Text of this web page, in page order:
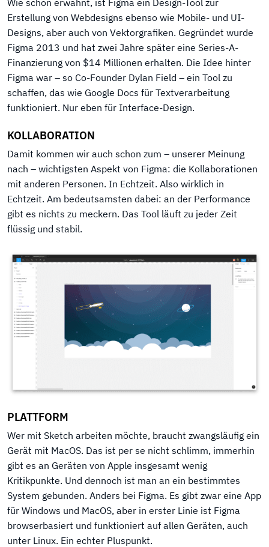
Wie schon erwähnt, ist Figma ein Design-Tool zur
Erstellung von Webdesigns ebenso wie Mobile- und UI-
Designs, aber auch von Vektorgrafiken. Gegründet wurde
Figma 2013 und hat zwei Jahre später eine Series-A-
Finanzierung von $14 Millionen erhalten. Die Idee hinter
Figma war – so Co-Founder Dylan Field – ein Tool zu
schaffen, das wie Google Docs für Textverarbeitung
funktioniert. Nur eben für Interface-Design.
KOLLABORATION
Damit kommen wir auch schon zum – unserer Meinung
nach – wichtigsten Aspekt von Figma: die Kollaborationen
mit anderen Personen. In Echtzeit. Also wirklich in
Echtzeit. Am bedeutsamsten dabei: an der Performance
gibt es nichts zu meckern. Das Tool läuft zu jeder Zeit
flüssig und stabil.
PLATTFORM
Wer mit Sketch arbeiten möchte, braucht zwangsläufig ein
Gerät mit MacOS. Das ist per se nicht schlimm, immerhin
gibt es an Geräten von Apple insgesamt wenig
Kritikpunkte. Und dennoch ist man an ein bestimmtes
System gebunden. Anders bei Figma. Es gibt zwar eine App
für Windows und MacOS, aber in erster Linie ist Figma
browserbasiert und funktioniert auf allen Geräten, auch
unter Linux. Ein echter Pluspunkt.